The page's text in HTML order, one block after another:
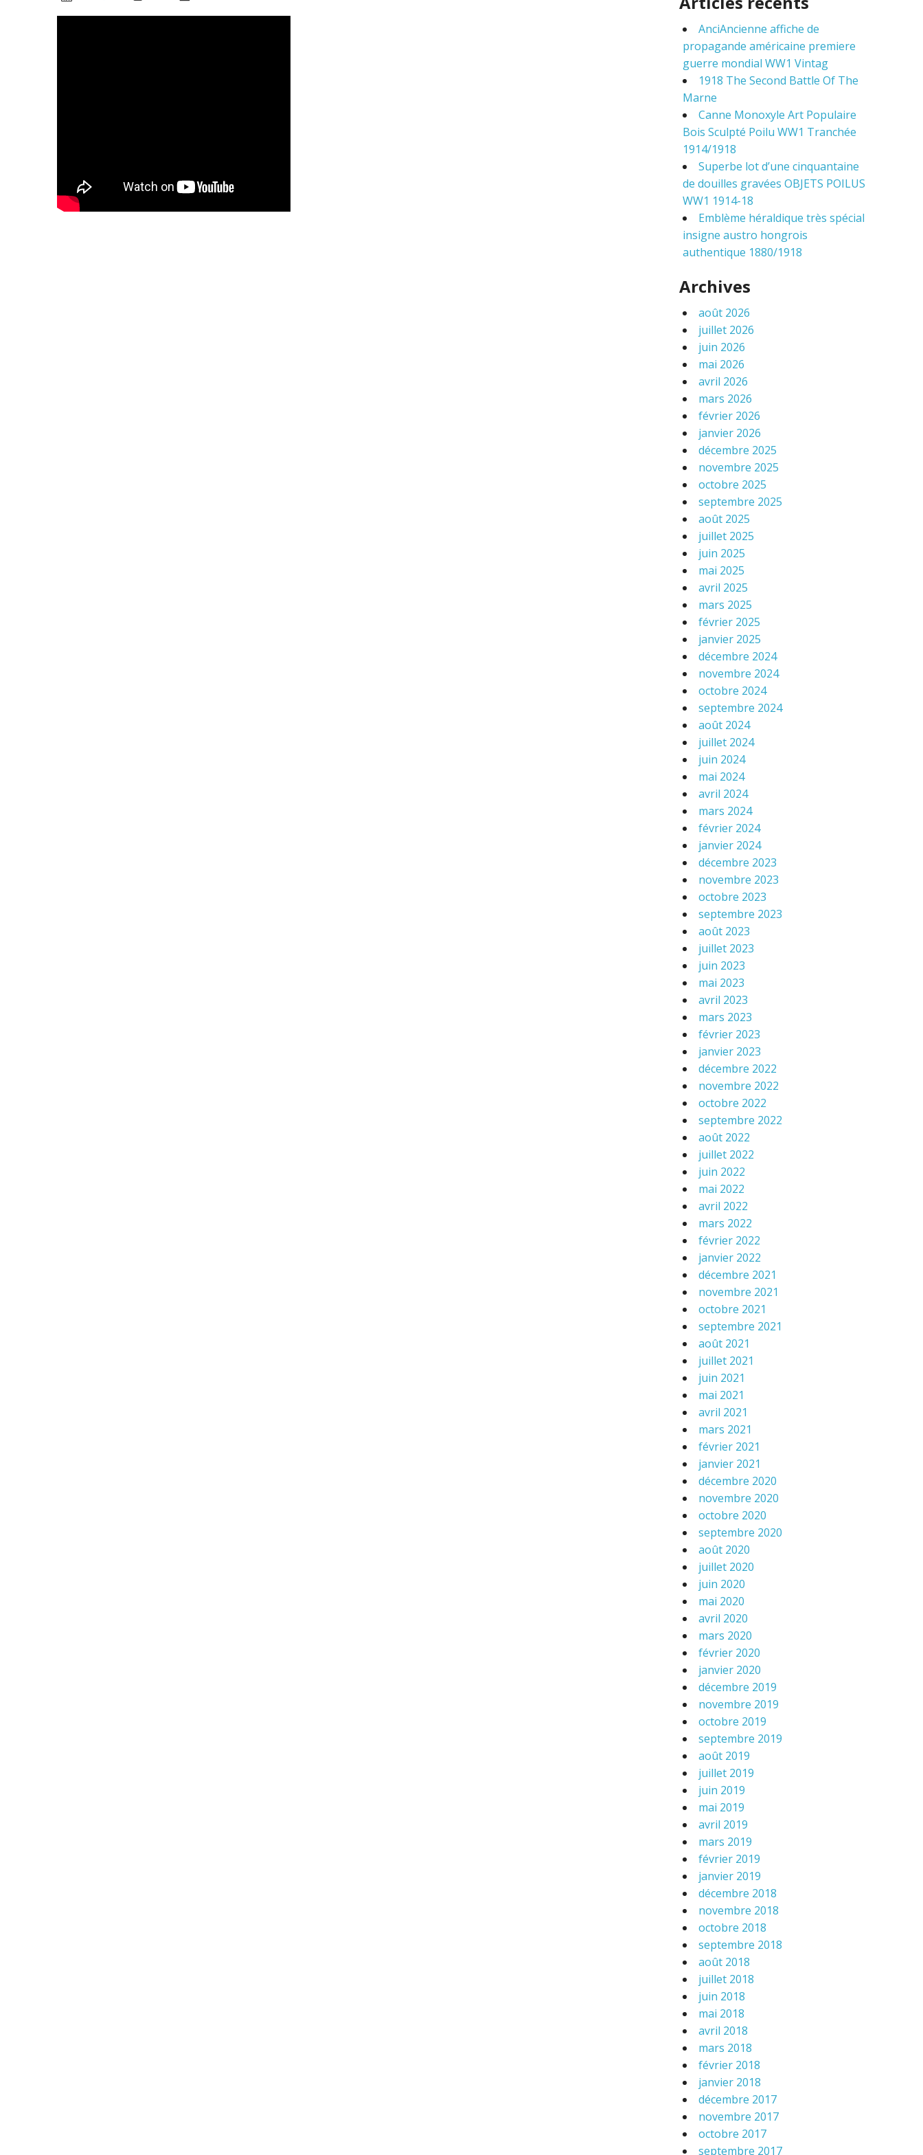
h
o
AnciAncienne affiche de
propagande américaine premiere
guerre mondial WW1 Vintag
1918 The Second Battle Of The
Marne
Canne Monoxyle Art Populaire
Bois Sculpté Poilu WW1 Tranchée
1914/1918
Superbe lot d’une cinquantaine
de douilles gravées OBJETS POILUS
WW1 1914-18
Emblème héraldique très spécial
insigne austro hongrois
authentique 1880/1918
Archives
août 2026
juillet 2026
juin 2026
mai 2026
avril 2026
mars 2026
février 2026
janvier 2026
décembre 2025
novembre 2025
octobre 2025
septembre 2025
août 2025
juillet 2025
juin 2025
mai 2025
avril 2025
mars 2025
février 2025
janvier 2025
décembre 2024
novembre 2024
octobre 2024
septembre 2024
août 2024
juillet 2024
juin 2024
mai 2024
avril 2024
mars 2024
février 2024
janvier 2024
décembre 2023
novembre 2023
octobre 2023
septembre 2023
août 2023
juillet 2023
juin 2023
mai 2023
avril 2023
mars 2023
février 2023
janvier 2023
décembre 2022
novembre 2022
octobre 2022
septembre 2022
août 2022
juillet 2022
juin 2022
mai 2022
avril 2022
mars 2022
février 2022
janvier 2022
décembre 2021
novembre 2021
octobre 2021
septembre 2021
août 2021
juillet 2021
juin 2021
mai 2021
avril 2021
mars 2021
février 2021
janvier 2021
décembre 2020
novembre 2020
octobre 2020
septembre 2020
août 2020
juillet 2020
juin 2020
mai 2020
avril 2020
mars 2020
février 2020
janvier 2020
décembre 2019
novembre 2019
octobre 2019
septembre 2019
août 2019
juillet 2019
juin 2019
mai 2019
avril 2019
mars 2019
février 2019
janvier 2019
décembre 2018
novembre 2018
octobre 2018
septembre 2018
août 2018
juillet 2018
juin 2018
mai 2018
avril 2018
mars 2018
février 2018
janvier 2018
décembre 2017
novembre 2017
octobre 2017
septembre 2017